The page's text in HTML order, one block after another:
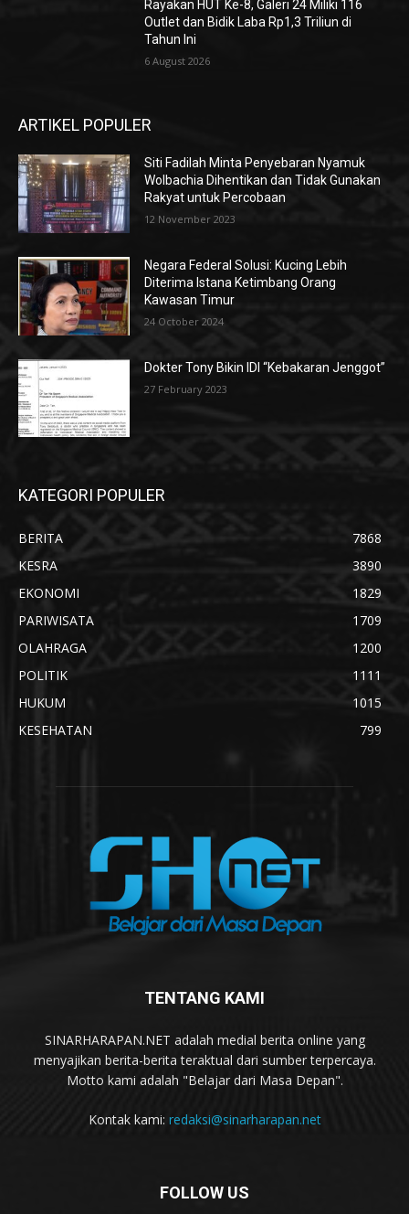
Rayakan HUT Ke-8, Galeri 24 Miliki 116
Outlet dan Bidik Laba Rp1,3 Triliun di
Tahun Ini
6 August 2026
ARTIKEL POPULER
Siti Fadilah Minta Penyebaran Nyamuk
Wolbachia Dihentikan dan Tidak Gunakan
Rakyat untuk Percobaan
12 November 2023
Negara Federal Solusi: Kucing Lebih
Diterima Istana Ketimbang Orang
Kawasan Timur
24 October 2024
Dokter Tony Bikin IDI “Kebakaran Jenggot”
27 February 2023
KATEGORI POPULER
BERITA
7868
KESRA
3890
EKONOMI
1829
PARIWISATA
1709
OLAHRAGA
1200
POLITIK
1111
HUKUM
1015
KESEHATAN
799
TENTANG KAMI
SINARHARAPAN.NET adalah medial berita online yang
menyajikan berita-berita teraktual dari sumber terpercaya.
Motto kami adalah "Belajar dari Masa Depan".
Kontak kami: redaksi@sinarharapan.net
FOLLOW US